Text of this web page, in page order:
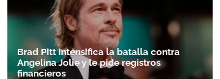
Brad Pitt intensifica la batalla contra
Angelina Jolie y le pide registros
financieros